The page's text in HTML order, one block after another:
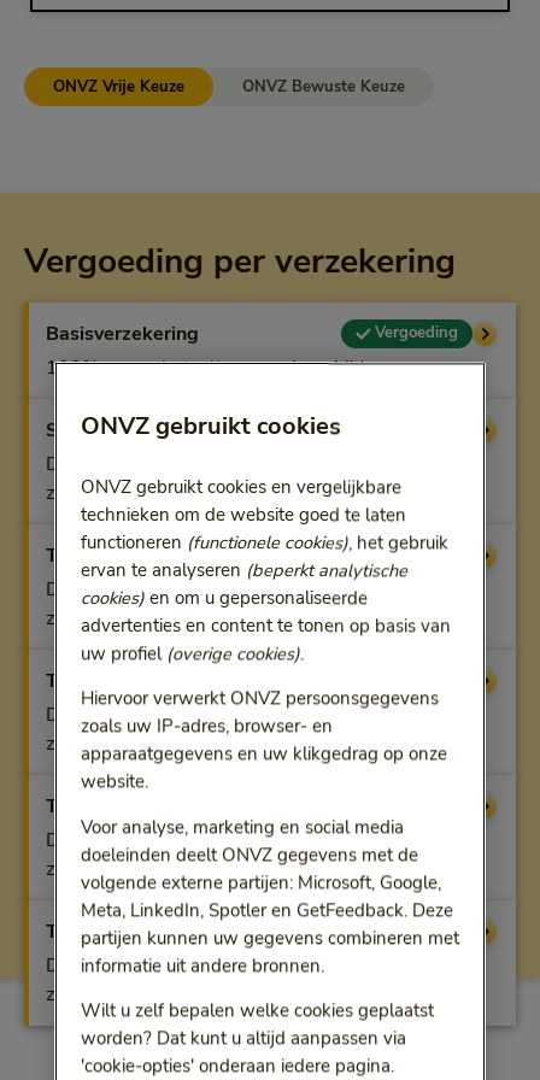
ONVZ Vrije Keuze ONVZ Bewuste Keuze
Vergoeding per verzekering
Basisverzekering Vergoeding
100%, soms betaalt u een eigen bijdrage
Superfit
De eigen bijdrage, uit vergoeding Tandheelkundige
zorg vanaf 18 jaar
Tandfit A Vergoeding
De eigen bijdrage, uit vergoeding Tandheelkundige
zorg vanaf 18 jaar
Tandfit B
De eigen bijdrage, uit vergoeding Tandheelkundige
zorg vanaf 18 jaar
Tandfit C
De eigen bijdrage, uit vergoeding Tandheelkundige
zorg vanaf 18 jaar
Tandfit Preventief Vergoeding
De eigen bijdrage, uit vergoeding Tandheelkundige
zorg vanaf 18 jaar
ONVZ gebruikt cookies
ONVZ gebruikt cookies en vergelijkbare
technieken om de website goed te laten
functioneren (functionele cookies), het gebruik
ervan te analyseren (beperkt analytische
cookies)en om u gepersonaliseerde
advertenties en content te tonen op basis van
uw profiel (overige cookies).
Hiervoor verwerkt ONVZ persoonsgegevens
zoals uw IP-adres, browser- en
apparaatgegevens en uw klikgedrag op onze
website.
Voor analyse, marketing en social media
doeleinden deelt ONVZ gegevens met de
volgende externe partijen: Microsoft, Google,
Meta, LinkedIn, Spotler en GetFeedback. Deze
partijen kunnen uw gegevens combineren met
informatie uit andere bronnen.
Wilt u zelf bepalen welke cookies geplaatst
worden? Dat kunt u altijd aanpassen via
'cookie-opties' onderaan iedere pagina.